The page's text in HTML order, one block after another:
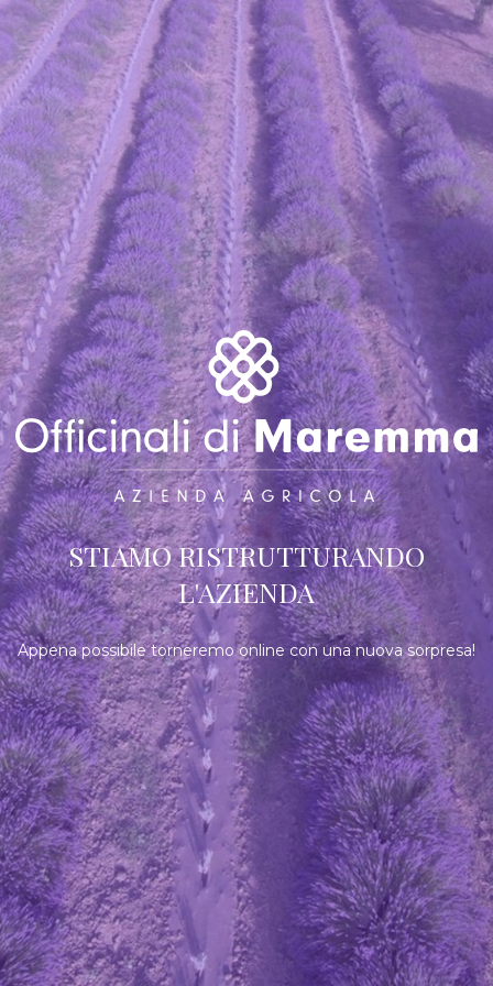
STIAMO RISTRUTTURANDO
L'AZIENDA
Appena possibile torneremo online con una nuova sorpresa!